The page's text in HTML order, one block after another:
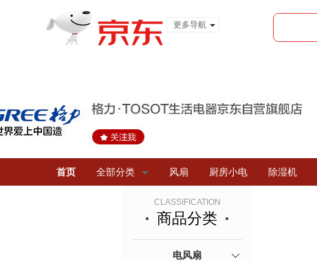
更多导航
首页 全部分类 风扇 厨房小电 除湿机
CLASSIFICATION
商品分类
电风扇